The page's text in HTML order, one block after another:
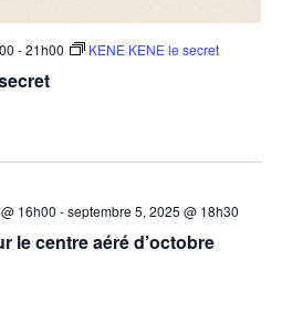
-21h00 KENE KENE le secret
le centre aéré d’octobre
16h00 -septembre 5, 2025 @ 18h30